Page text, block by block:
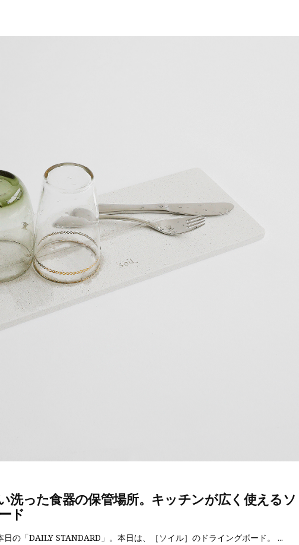
洗った食器の保管場所。キッチンが広く使えるソ
ド
の「DAILY STANDARD」。本日は、［ソイル］のドライングボード。